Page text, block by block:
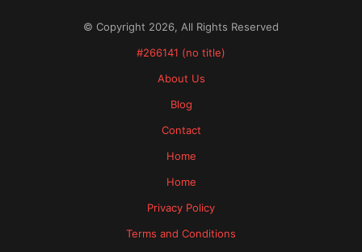
© Copyright 2026, All Rights Reserved
#266141 (no title)
About Us
Blog
Contact
Home
Home
Privacy Policy
Terms and Conditions